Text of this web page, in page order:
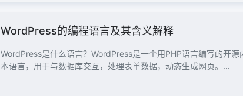
WordPress的编程语言及其含义解释
WordPress是什么语言？WordPress是一个用PHP语言编写的开
本语言，用于与数据库交互，处理表单数据，动态生成网页。...